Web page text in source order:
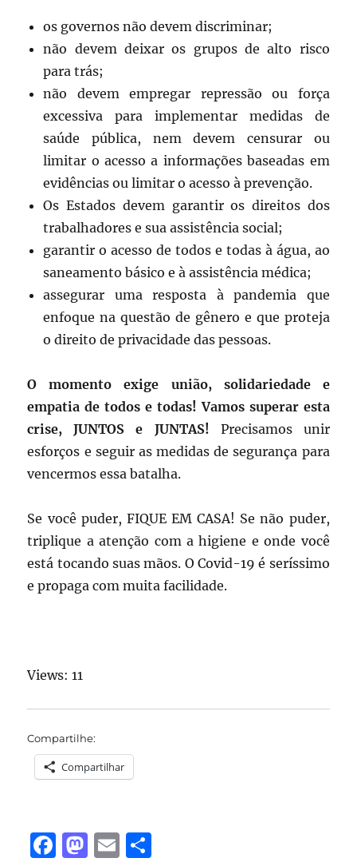
os governos não devem discriminar;
não devem deixar os grupos de alto risco
para trás;
não devem empregar repressão ou força
excessiva para implementar medidas de
saúde pública, nem devem censurar ou
limitar o acesso a informações baseadas em
evidências ou limitar o acesso à prevenção.
Os Estados devem garantir os direitos dos
trabalhadores e sua assistência social;
garantir o acesso de todos e todas à água, ao
saneamento básico e à assistência médica;
assegurar uma resposta à pandemia que
enfoque na questão de gênero e que proteja
o direito de privacidade das pessoas.
O momento exige união, solidariedade e
empatia de todos e todas! Vamos superar esta
crise, JUNTOS e JUNTAS! Precisamos unir
esforços e seguir as medidas de segurança para
vencermos essa batalha.
Se você puder, FIQUE EM CASA! Se não puder,
triplique a atenção com a higiene e onde você
está tocando suas mãos. O Covid-19 é seríssimo
e propaga com muita facilidade.
Views: 11
Compartilhe:
Compartilhar
F
M E